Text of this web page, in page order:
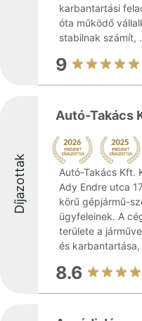
karbantartási
óta működő
stabilnak számít,
9
Díjazottak
Autó-Takács
Autó-Takács Kft.
Ady Endre utca
körű gépjármű-
ügyfeleinek. A
területe a
és
8.6